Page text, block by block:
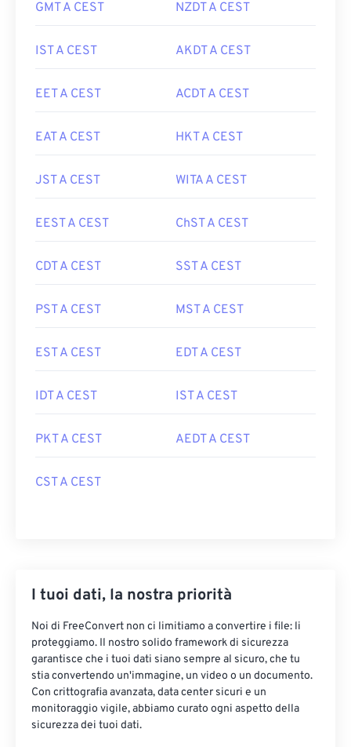
GMT A CEST NZDT A CEST
IST A CEST AKDT A CEST
EET A CEST ACDT A CEST
EAT A CEST HKT A CEST
JST A CEST WITA A CEST
EEST A CEST ChST A CEST
CDT A CEST SST A CEST
PST A CEST MST A CEST
EST A CEST EDT A CEST
IDT A CEST IST A CEST
PKT A CEST AEDT A CEST
CST A CEST
I tuoi dati, la nostra priorità
Noi di FreeConvert non ci limitiamo a convertire i file: li
proteggiamo. Il nostro solido framework di sicurezza
garantisce che i tuoi dati siano sempre al sicuro, che tu
stia convertendo un'immagine, un video o un documento.
Con crittografia avanzata, data center sicuri e un
monitoraggio vigile, abbiamo curato ogni aspetto della
sicurezza dei tuoi dati.